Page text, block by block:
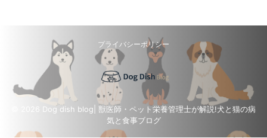
プライバシーポリシー
© 2026 Dog dish blog| 獣医師・ペット栄養管理士が解説!犬と猫の病
気と食事ブログ